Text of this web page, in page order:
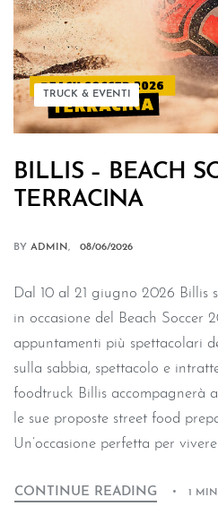
TRUCK & EVENTI
BILLIS – BEACH
TERRACINA
BY ADMIN 08/06/2026
Dal 10 al 21 giugno 2026 Billis
in occasione del Beach Soccer
appuntamenti più spettacolari
sulla sabbia, spettacolo e
foodtruck Billis accompagnerà
le sue proposte street food
Un’occasione perfetta per
CONTINUE READING 1